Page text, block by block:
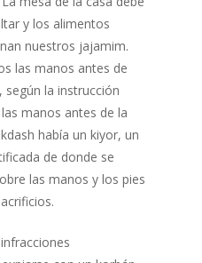
y los alimentos
nuestros jajamim.
las manos antes de
la instrucción
manos antes de la
había un kiyor, un
de donde se
las manos y los pies